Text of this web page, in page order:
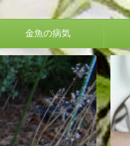
金魚の病気